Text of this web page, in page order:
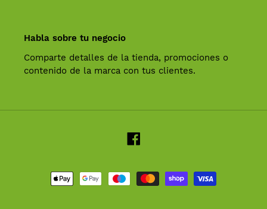
Habla sobre tu negocio
Comparte detalles de la tienda, promociones o
contenido de la marca con tus clientes.
Métodos
de